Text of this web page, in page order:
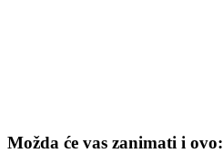
Možda će vas zanimati i ovo: